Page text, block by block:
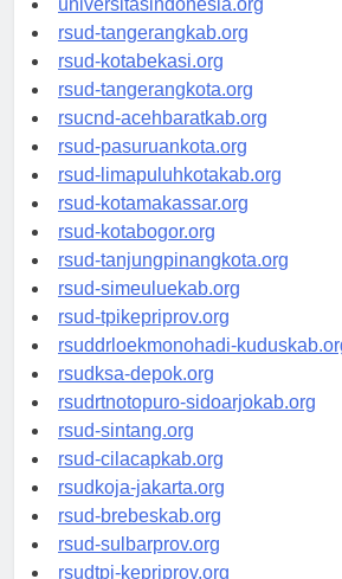
universitasindonesia.org
rsud-tangerangkab.org
rsud-kotabekasi.org
rsud-tangerangkota.org
rsucnd-acehbaratkab.org
rsud-pasuruankota.org
rsud-limapuluhkotakab.org
rsud-kotamakassar.org
rsud-kotabogor.org
rsud-tanjungpinangkota.org
rsud-simeuluekab.org
rsud-tpikepriprov.org
rsuddrloekmonohadi-kuduskab.org
rsudksa-depok.org
rsudrtnotopuro-sidoarjokab.org
rsud-sintang.org
rsud-cilacapkab.org
rsudkoja-jakarta.org
rsud-brebeskab.org
rsud-sulbarprov.org